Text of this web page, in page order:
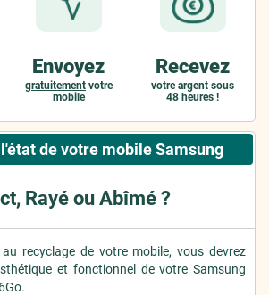
Envoyez
gratuitementvotre
mobile
Recevez
votre argent sous
48 heures !
de votre mobile Samsung
Rayé ou Abîmé ?
recyclage de votre mobile, vous devrez
et fonctionnel de votre Samsung